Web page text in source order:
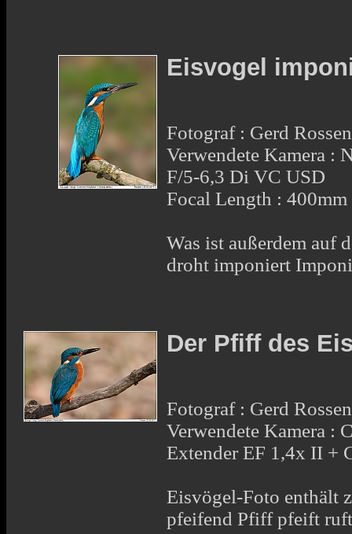
Eisvogel
Fotograf : Gerd Rossen
Verwendete Kamera :
F/5-6,3 Di VC USD
Focal Length : 400mm
Was ist außerdem auf
droht imponiert
Der Pfiff des
Fotograf : Gerd Rossen
Verwendete Kamera :
Extender EF 1,4x II +
Eisvögel-Foto enthält
pfeifend Pfiff pfeift